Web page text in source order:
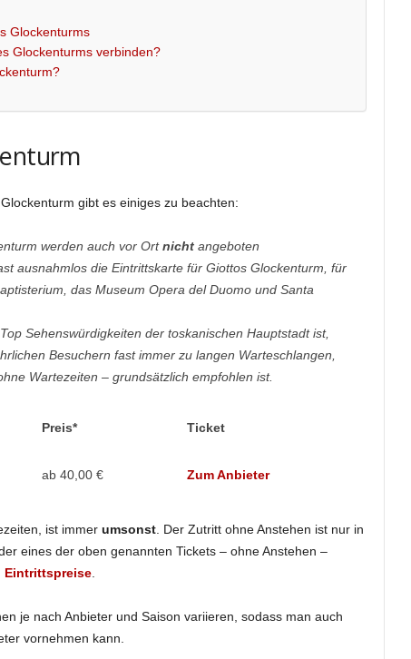
Glockenturms
Glockenturms verbinden?
gibt es einiges zu beachten:
werden auch vor Ortnichtangeboten
ausnahmlos die Eintrittskarte für Giottos Glockenturm, für
das Museum Opera del Duomo und Santa
Sehenswürdigkeiten der toskanischen Hauptstadt ist,
Besuchern fast immer zu langen Warteschlangen,
Wartezeiten – grundsätzlich empfohlen ist.
Preis* Ticket
ab 40,00 € Zum Anbieter
ist immerumsonst. Der Zutritt ohne Anstehen ist nur in
eines der oben genannten Tickets – ohne Anstehen –
Eintrittspreise.
je nach Anbieter und Saison variieren, sodass man auch
vornehmen kann.